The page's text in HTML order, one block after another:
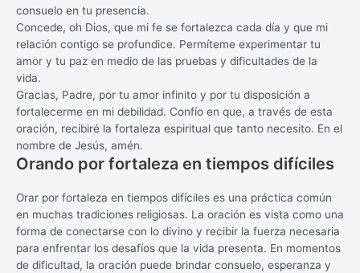
consuelo en tu presencia.
Concede, oh Dios, que mi fe se fortalezca cada día y que mi
relación contigo se profundice. Permíteme experimentar tu
amor y tu paz en medio de las pruebas y dificultades de la
vida.
Gracias, Padre, por tu amor infinito y por tu disposición a
fortalecerme en mi debilidad. Confío en que, a través de esta
oración, recibiré la fortaleza espiritual que tanto necesito. En el
nombre de Jesús, amén.
Orando por fortaleza en tiempos difíciles
Orar por fortaleza en tiempos difíciles es una práctica común
en muchas tradiciones religiosas. La oración es vista como una
forma de conectarse con lo divino y recibir la fuerza necesaria
para enfrentar los desafíos que la vida presenta. En momentos
de dificultad, la oración puede brindar consuelo, esperanza y